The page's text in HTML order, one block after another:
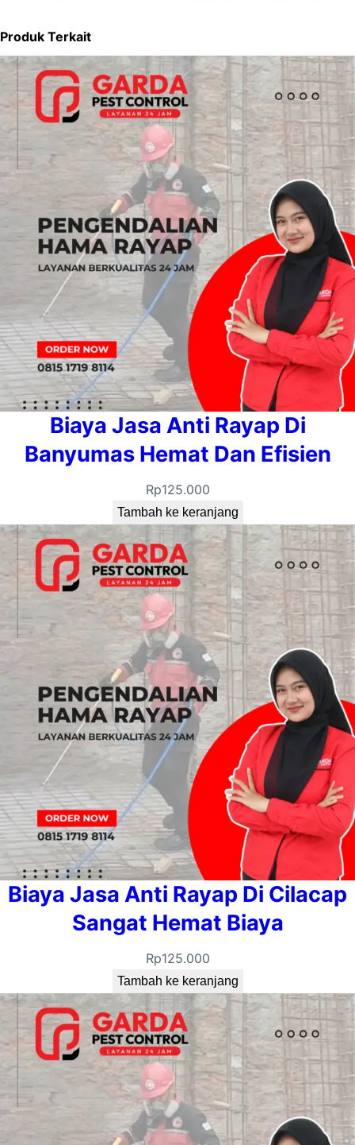
Produk Terkait
Biaya Jasa Anti Rayap Di
Banyumas Hemat Dan Efisien
Rp125.000
Tambah ke keranjang
Biaya Jasa Anti Rayap Di Cilacap
Sangat Hemat Biaya
Rp125.000
Tambah ke keranjang